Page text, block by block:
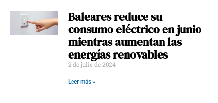
Baleares reduce su
consumo eléctrico en junio
mientras aumentan las
energías renovables
2 de julio de 2024
Leer más »